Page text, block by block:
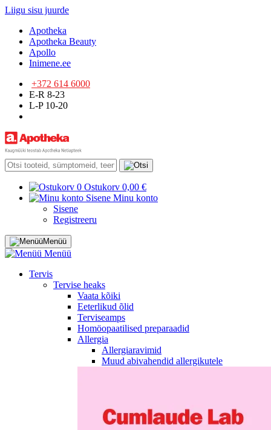
Liigu sisu juurde
Apotheka
Apotheka Beauty
Apollo
Inimene.ee
+372 614 6000
E-R 8-23
L-P 10-20
0 Ostukorv 0,00 €
Sisene Minu konto
Sisene
Registreeru
Menüü
Menüü
Tervis
Tervise heaks
Vaata kõiki
Eeterlikud õlid
Terviseamps
Homöopaatilised preparaadid
Allergia
Allergiaravimid
Muud abivahendid allergikutele